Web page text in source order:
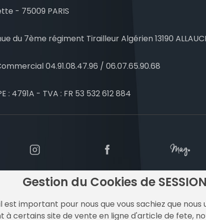
Gestion du Cookies de SESSION
important pour nous que vous sachiez que nous
certains site de vente en ligne d'article de fete,
- 75009 PARIS
du 7ème régiment Tirailleur Algérien 13190
04.91.08.47.96 / 06.07.65.90.68
: 4791A - TVA : FR 53 532 612 884